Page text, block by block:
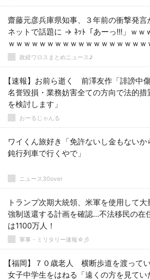
齋藤元彦兵庫県知事、３年前の衝撃発言
ネットで話題に → ﾈｯﾄ「あーっ!!!」ｗｗ
ｗｗｗｗｗｗｗｗｗｗｗｗｗｗｗｗｗｗ
ｗｗ政経ワロスまとめニュース♪
【速報】お前ら逝く 前澤友作「誹謗中傷
名誉毀損・業務妨害全ての方向で法的措
を検討します」
おーるじゃんる
ワイくん旅好き「免許ないし金もないか
鈍行列車で行くやで」
ニュース30over
トランプ次期大統領、米軍を使用して大
強制送還する計画を確認…不法移民の在
は1100万人！
軍事・ミリタリー速報☆彡
【福岡】７０歳老人 横断歩道を渡って
女子中学生をはねる「遠くの方を見てい